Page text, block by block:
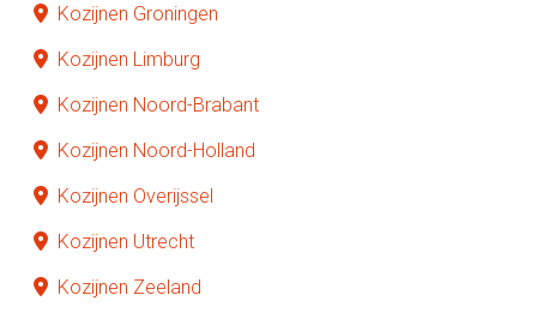
Kozijnen Groningen
Kozijnen Limburg
Kozijnen Noord-Brabant
Kozijnen Noord-Holland
Kozijnen Overijssel
Kozijnen Utrecht
Kozijnen Zeeland